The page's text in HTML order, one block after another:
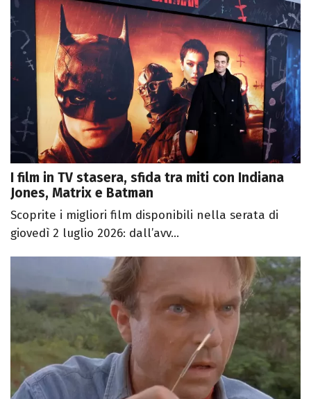
I film in TV stasera, sfida tra miti con Indiana
Jones, Matrix e Batman
Scoprite i migliori film disponibili nella serata di
giovedì 2 luglio 2026: dall’avv...